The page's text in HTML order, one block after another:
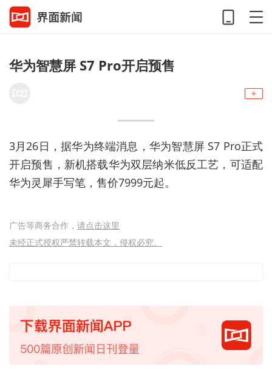
华为智慧屏 S7 Pro开启预售
3月26日，据华为终端消息，华为智慧屏 S7 Pro正式
开启预售，新机搭载华为双层纳米低反工艺，可适配
华为灵犀手写笔，售价7999元起。
广告等商务合作， 请点击这里
未经正式授权严禁转载本文，侵权必究。